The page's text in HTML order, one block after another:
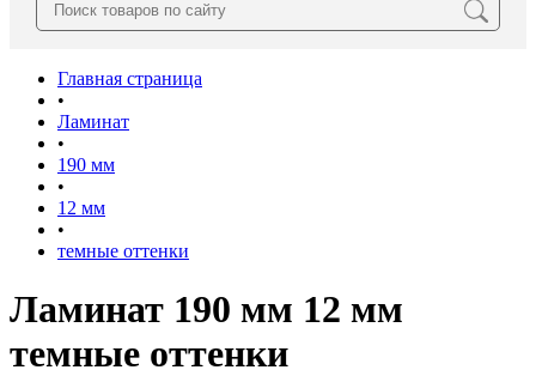
Главная страница
•
Ламинат
•
190 мм
•
12 мм
•
темные оттенки
Ламинат 190 мм 12 мм
темные оттенки